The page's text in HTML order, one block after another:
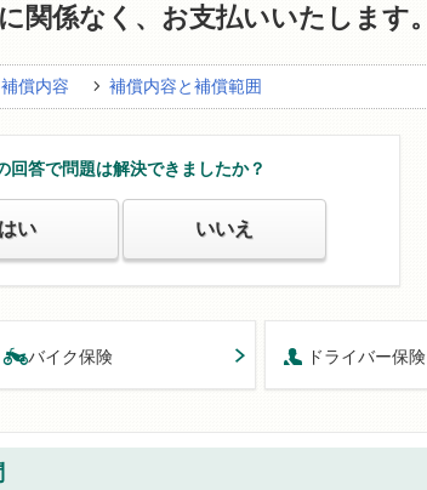
関係なく、お支払いいたします。
償内容 補償内容と補償範囲
回答で問題は解決できましたか？
はい いいえ
バイク保険 ドライバー保険